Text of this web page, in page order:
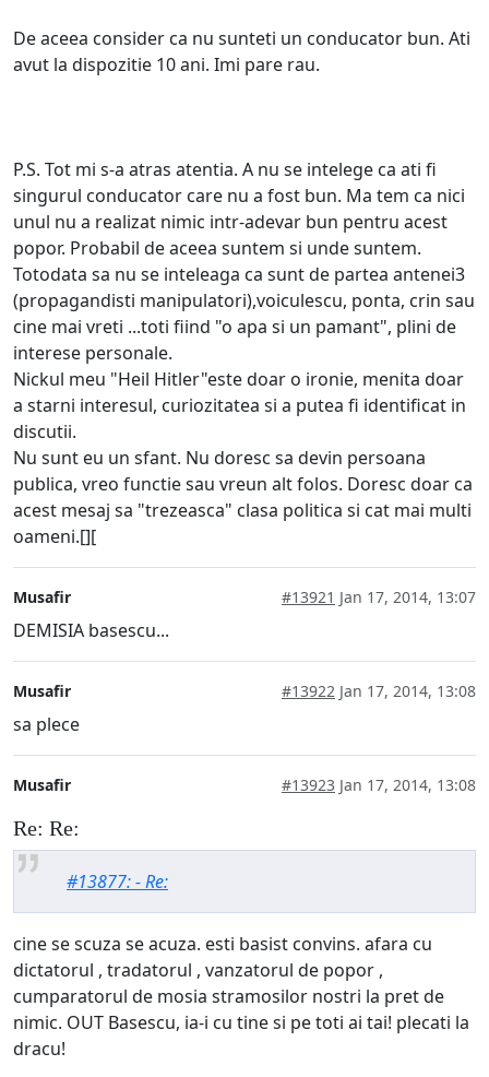
De aceea consider ca nu sunteti un conducator bun. Ati
avut la dispozitie 10 ani. Imi pare rau.
P.S. Tot mi s-a atras atentia. A nu se intelege ca ati fi
singurul conducator care nu a fost bun. Ma tem ca nici
unul nu a realizat nimic intr-adevar bun pentru acest
popor. Probabil de aceea suntem si unde suntem.
Totodata sa nu se inteleaga ca sunt de partea antenei3
(propagandisti manipulatori),voiculescu, ponta, crin sau
cine mai vreti ...toti fiind "o apa si un pamant", plini de
interese personale.
Nickul meu "Heil Hitler"este doar o ironie, menita doar
a starni interesul, curiozitatea si a putea fi identificat in
discutii.
Nu sunt eu un sfant. Nu doresc sa devin persoana
publica, vreo functie sau vreun alt folos. Doresc doar ca
acest mesaj sa "trezeasca" clasa politica si cat mai multi
oameni.[][
Musafir #13921 Jan 17, 2014, 13:07
DEMISIA basescu...
Musafir #13922 Jan 17, 2014, 13:08
sa plece
Musafir #13923 Jan 17, 2014, 13:08
Re: Re:
#13877: - Re:
cine se scuza se acuza. esti basist convins. afara cu
dictatorul , tradatorul , vanzatorul de popor ,
cumparatorul de mosia stramosilor nostri la pret de
nimic. OUT Basescu, ia-i cu tine si pe toti ai tai! plecati la
dracu!